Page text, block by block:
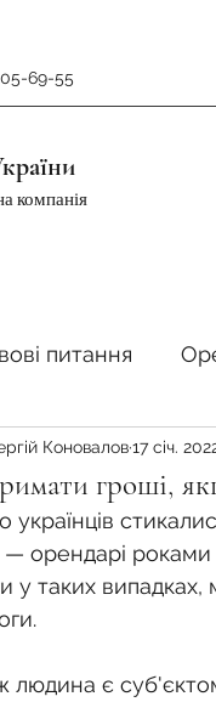
69-55
компанія
питання
Податки
гроші,
Коновалов17 січ.
українців
орендарі роками
у таких
людина є